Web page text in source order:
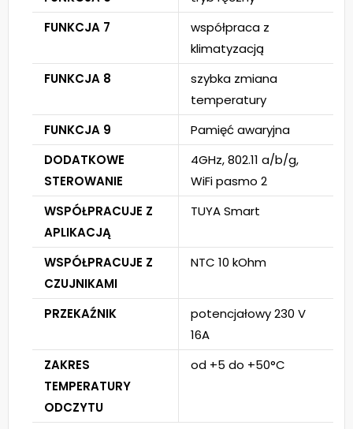
FUNKCJA 7
współpraca z
klimatyzacją
FUNKCJA 8
szybka zmiana
temperatury
FUNKCJA 9
Pamięć awaryjna
DODATKOWE
STEROWANIE
4GHz, 802.11 a/b/g,
WiFi pasmo 2
WSPÓŁPRACUJE Z
APLIKACJĄ
TUYA Smart
WSPÓŁPRACUJE Z
CZUJNIKAMI
NTC 10 kOhm
PRZEKAŹNIK
potencjałowy 230 V
16A
ZAKRES
TEMPERATURY
ODCZYTU
od +5 do +50°C